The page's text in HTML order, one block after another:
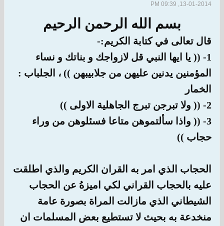
13-01-2014, 09:39 PM
بسم الله الرحمن الرحيم
قال تعالى في كتابة الكريم:-
1- (( يا ايها النبي قل لازواجك و بناتك و نساء
المؤمنين يدنين عليهن من جلابيبهن )) ، الجلباب :
الخمار
2- (( ولا تبرجن تبرج الجاهلية الاولى ))
3- (( واذا سألتموهن متاعا فسئلوهن من وراء
حجاب ))
الحجاب الذي امر به القران الكريم والذي اطلقت
عليه بالحجاب القراني لكي اميزهُ عن الحجاب
الشيطاني الذي مازالت المراة بصورة عامة
منخدعة به بحيث لا تستطيع بعض المسلمات ان